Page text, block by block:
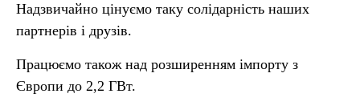
Надзвичайно цінуємо таку солідарність наших
партнерів і друзів.
Працюємо також над розширенням імпорту з
Європи до 2,2 ГВт.